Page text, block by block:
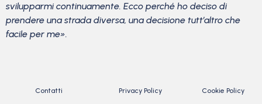
svilupparmi continuamente. Ecco perché ho deciso di
prendere una strada diversa, una decisione tutt’altro che
facile per me».
Contatti Privacy Policy Cookie Policy